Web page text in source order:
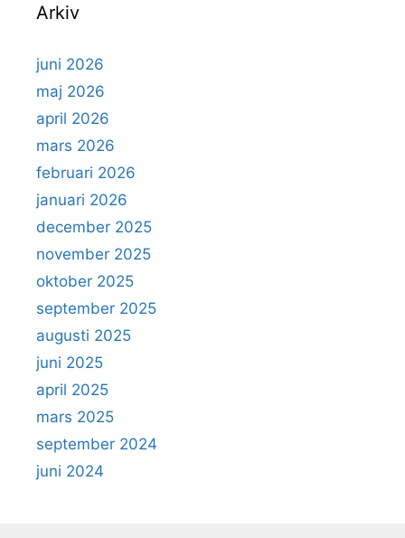
Arkiv
juni 2026
maj 2026
april 2026
mars 2026
februari 2026
januari 2026
december 2025
november 2025
oktober 2025
september 2025
augusti 2025
juni 2025
april 2025
mars 2025
september 2024
juni 2024